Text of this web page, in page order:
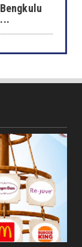
Wawali
Negeri